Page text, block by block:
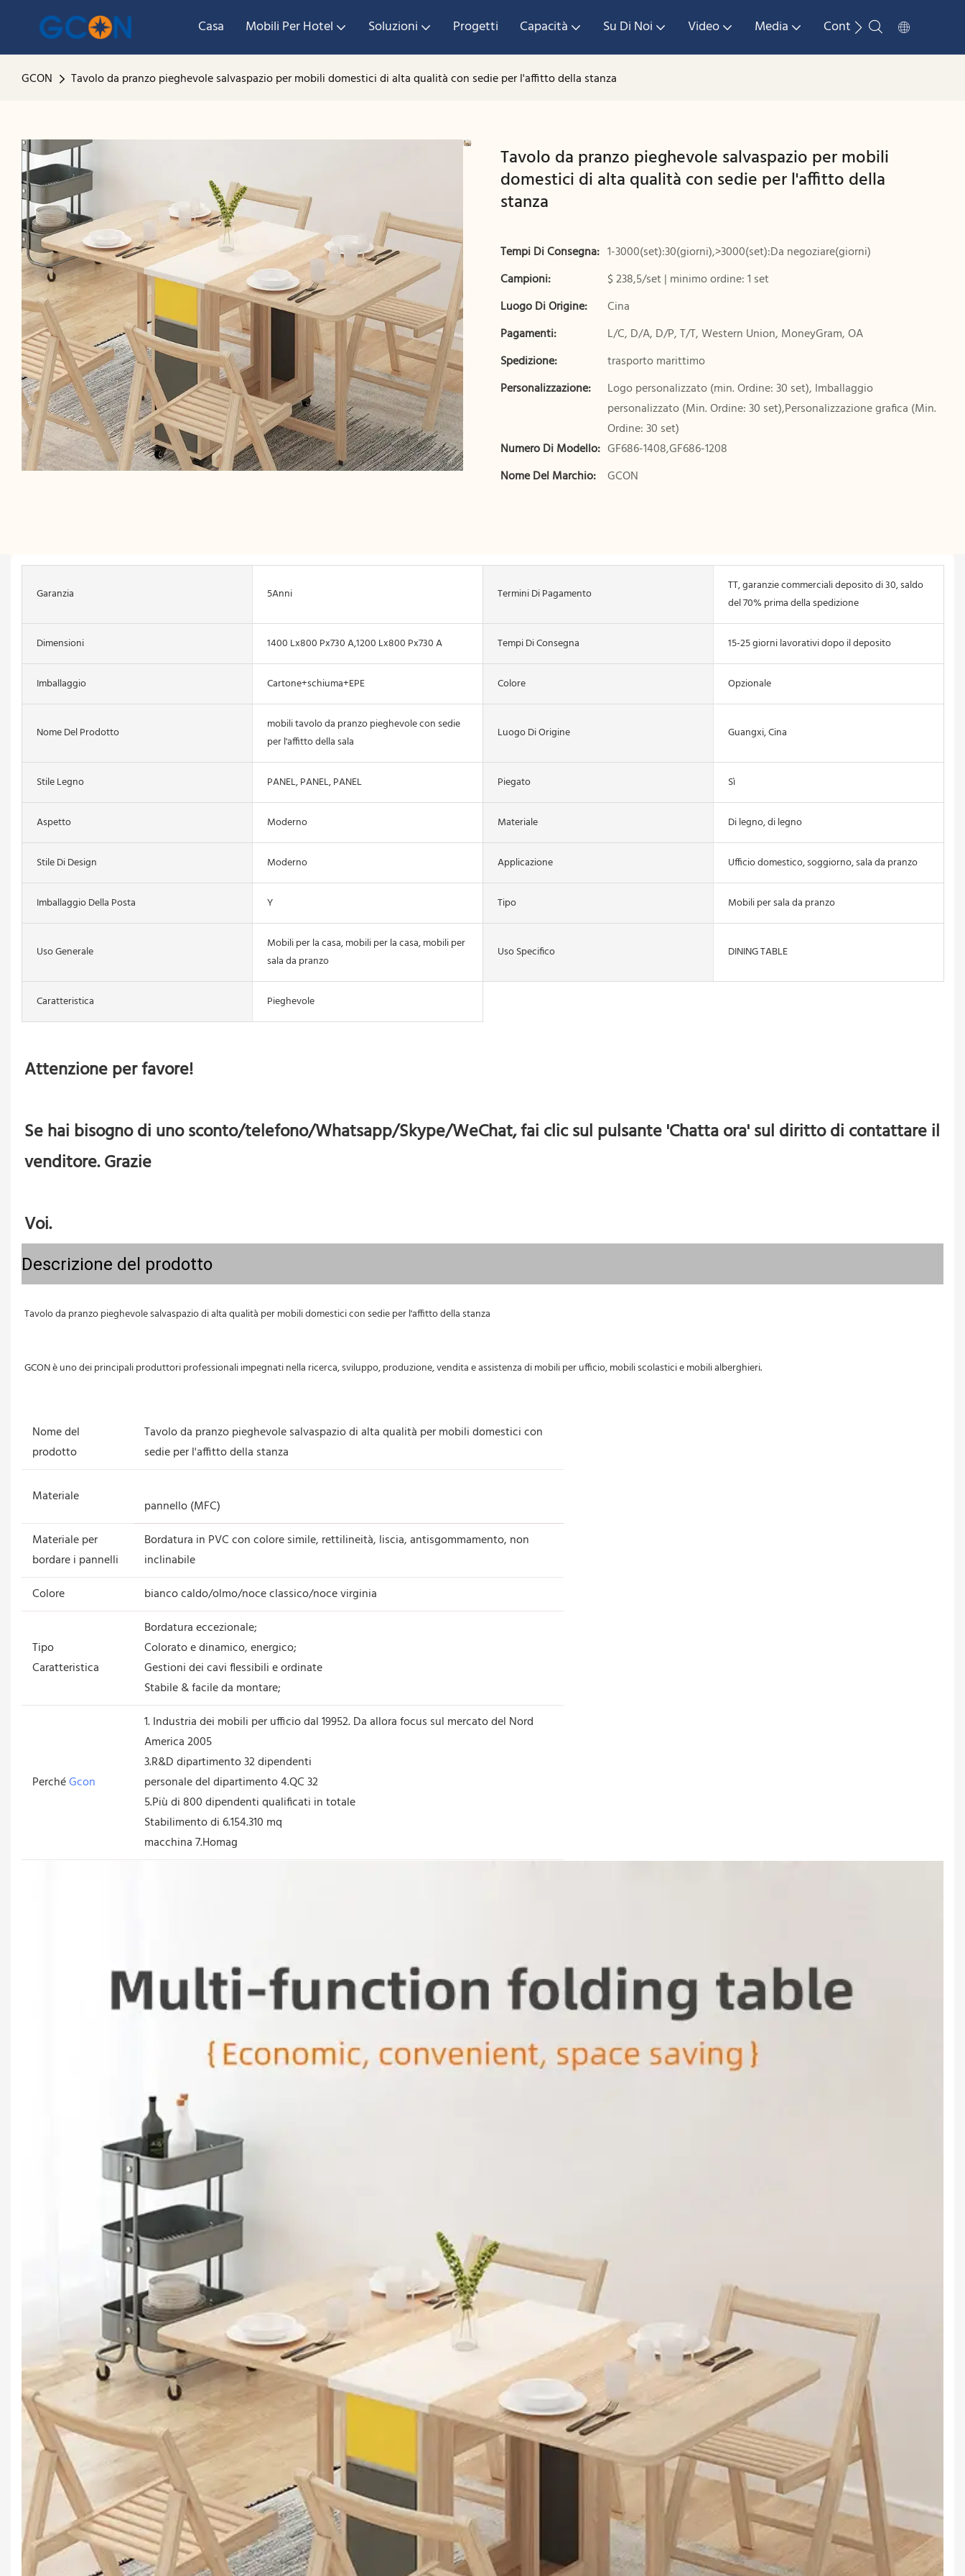
Casa Mobili Per Hotel Soluzioni Progetti Capacità Su Di Noi Video Media Contattaci
GCON Tavolo da pranzo pieghevole salvaspazio per mobili domestici di alta qualità con sedie per l'affitto della stanza
Tavolo da pranzo pieghevole salvaspazio per mobili
domestici di alta qualità con sedie per l'affitto della
stanza
Tempi Di Consegna: 1-3000(set):30(giorni),>3000(set):Da negoziare(giorni)
Campioni:
$ 238,5/set | minimo ordine: 1 set
Luogo Di Origine:
Cina
Pagamenti:
L/C, D/A, D/P, T/T, Western Union, MoneyGram, OA
Spedizione:
trasporto marittimo
Personalizzazione:
Logo personalizzato (min. Ordine: 30 set), Imballaggio
personalizzato (Min. Ordine: 30 set),Personalizzazione grafica (Min.
Ordine: 30 set)
Numero Di Modello: GF686-1408,GF686-1208
Nome Del Marchio:
GCON
Garanzia 5Anni Termini Di Pagamento
TT, garanzie commerciali deposito di 30, saldo
del 70% prima della spedizione
Dimensioni 1400 Lx800 Px730 A,1200 Lx800 Px730 A Tempi Di Consegna 15-25 giorni lavorativi dopo il deposito
Imballaggio Cartone+schiuma+EPE Colore Opzionale
Nome Del Prodotto
mobili tavolo da pranzo pieghevole con sedie
per l'affitto della sala
Luogo Di Origine Guangxi, Cina
Stile Legno PANEL, PANEL, PANEL Piegato Sì
Aspetto Moderno Materiale Di legno, di legno
Stile Di Design Moderno Applicazione Ufficio domestico, soggiorno, sala da pranzo
Imballaggio Della Posta Y Tipo Mobili per sala da pranzo
Uso Generale
Mobili per la casa, mobili per la casa, mobili per
sala da pranzo
Uso Specifico DINING TABLE
Caratteristica Pieghevole
Se hai bisogno di uno sconto/telefono/Whatsapp/Skype/WeChat, fai clic sul pulsante 'Chatta ora' sul diritto di contattare il
Descrizione del prodotto
Nome del
prodotto
Tavolo da pranzo pieghevole salvaspazio di alta qualità per mobili domestici con
sedie per l'affitto della stanza
Materiale
pannello (MFC)
Materiale per
bordare i pannelli
Bordatura in PVC con colore simile, rettilineità, liscia, antisgommamento, non
inclinabile
Colore
bianco caldo/olmo/noce classico/noce virginia
Tipo
Caratteristica
Bordatura eccezionale;
Colorato e dinamico, energico;
Gestioni dei cavi flessibili e ordinate
Stabile & facile da montare;
PerchéGcon
1. Industria dei mobili per ufficio dal 19952. Da allora focus sul mercato del Nord
America 2005
3.R&D dipartimento 32 dipendenti
personale del dipartimento 4.QC 32
5.Più di 800 dipendenti qualificati in totale
Stabilimento di 6.154.310 mq
macchina 7.Homag